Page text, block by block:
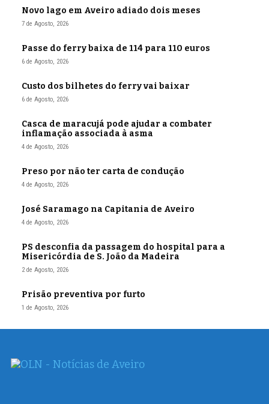
Novo lago em Aveiro adiado dois meses
7 de Agosto, 2026
Passe do ferry baixa de 114 para 110 euros
6 de Agosto, 2026
Custo dos bilhetes do ferry vai baixar
6 de Agosto, 2026
Casca de maracujá pode ajudar a combater
inflamação associada à asma
4 de Agosto, 2026
Preso por não ter carta de condução
4 de Agosto, 2026
José Saramago na Capitania de Aveiro
4 de Agosto, 2026
PS desconfia da passagem do hospital para a
Misericórdia de S. João da Madeira
2 de Agosto, 2026
Prisão preventiva por furto
1 de Agosto, 2026